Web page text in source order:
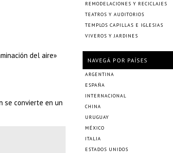
del aire»
se convierte en un
REMODELACIONES Y RECICLAJES
TEATROS Y AUDITORIOS
TEMPLOS CAPILLAS E IGLESIAS
VIVEROS Y JARDINES
NAVEGÁ POR PAÍSES
ARGENTINA
ESPAÑA
INTERNACIONAL
CHINA
URUGUAY
MÉXICO
ITALIA
ESTADOS UNIDOS